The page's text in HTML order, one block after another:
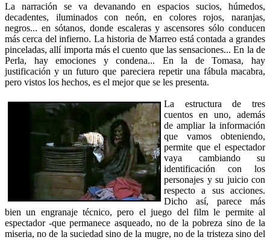
La narración se va devanando en espacios sucios, húmedos,
decadentes, iluminados con neón, en colores rojos, naranjas,
negros... en sótanos, donde escaleras y ascensores sólo conducen
más cerca del infierno. La historia de Marreo está contada a grandes
pinceladas, allí importa más el cuento que las sensaciones... En la de
Perla, hay emociones y condena... En la de Tomasa, hay
justificación y un futuro que pareciera repetir una fábula macabra,
pero vistos los hechos, es el mejor que se les presenta.
La estructura de tres
cuentos en uno, además
de ampliar la información
que vamos obteniendo,
permite que el espectador
vaya cambiando su
identificación con los
personajes y su juicio con
respecto a sus acciones.
Dicho así, parece más
bien un engranaje técnico, pero el juego del film le permite al
espectador -que permanece asqueado, no de la pobreza sino de la
miseria, no de la suciedad sino de la mugre, no de la tristeza sino del